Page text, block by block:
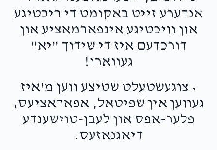
אנדערע זייט באקומט די ריכטיגע
און וויכטיגע אינפארמאציע און
דורכדעם איז די שידוך "יא"
געווארן!
• צוגעשטעלט שטיצע ווען מ'איז
געווען אין שפיטאל, אפאראציעס,
פלער-אפס און לעבן-טוישענדע
דיאגנאזעס.